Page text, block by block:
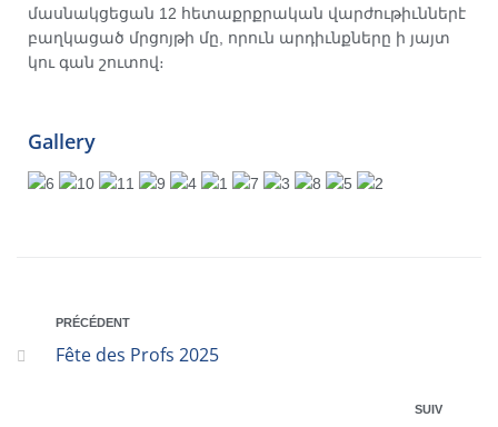
մասնակցեցան 12 հետաքրքրական վարժութիւններէ
բաղկացած մրցոյթի մը, որուն արդիւնքները ի յայտ
կու գան շուտով։
Gallery
PRÉCÉDENT
Fête des Profs 2025
SUIV